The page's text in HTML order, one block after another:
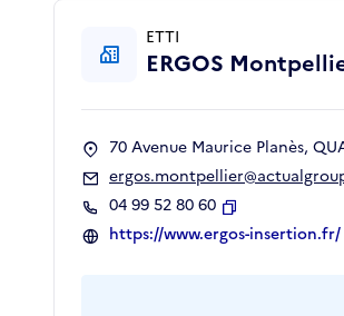
ETTI
ERGOS
70 Avenue Maurice Planès,
04 99 52 80 60
Copier
https://www.ergos-insertion.fr/